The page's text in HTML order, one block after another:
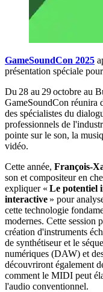
GameSoundCon 2025
présentation spéciale
Du 28 au 29 octobre au
GameSoundCon réunira
des spécialistes du
professionnels de
pointe sur le son, la
vidéo.
Cette année, François-
son et compositeur en
expliquer « Le potentiel
interactive » pour
cette technologie
modernes. Cette session
création d'instruments
de synthétiseur et le
numériques (DAW) et
découvriront également
comment le MIDI peut
l'audio conventionnel.